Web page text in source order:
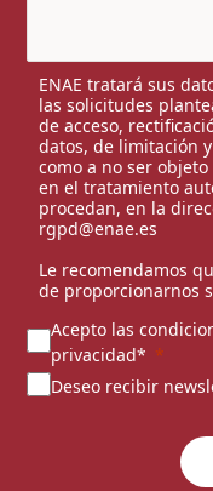
ENAE tratará sus
las solicitudes
de acceso,
datos, de limitación
como a no ser
en el tratamiento
procedan, en la
rgpd@enae.es
Le recomendamos
de proporcionarnos
Acepto las
privacidad*
Deseo recibir